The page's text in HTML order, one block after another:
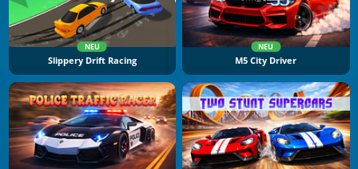
NEU
Slippery Drift Racing
NEU
M5 City Driver